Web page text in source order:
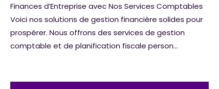
Finances d’Entreprise avec Nos Services Comptables
Voici nos solutions de gestion financière solides pour
prospérer. Nous offrons des services de gestion
comptable et de planification fiscale person...